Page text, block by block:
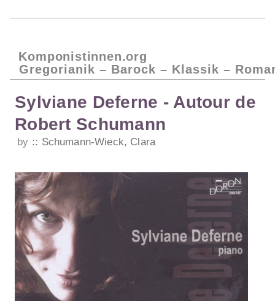
Komponistinnen.org
Gregorianik – Barock – Klassik –
Sylviane Deferne - Autour de
Robert Schumann
by Schumann-Wieck, Clara